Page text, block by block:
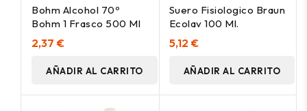
Bohm Alcohol 70º
Bohm 1 Frasco 500 Ml
2,37 €
AÑADIR AL CARRITO
Suero Fisiologico Braun
Ecolav 100 Ml.
5,12 €
AÑADIR AL CARRITO